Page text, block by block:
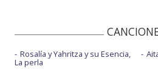
Rosalía y Yahritza y su Esencia,
La perla